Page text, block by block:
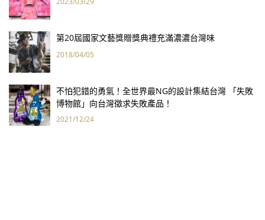
第20屆國家文藝獎贈獎典禮充滿濃濃台灣味
2018/04/05
不怕犯錯的勇氣！全世界最NG的設計集結台灣 「失敗
博物館」向台灣徵求失敗產品！
2021/12/24